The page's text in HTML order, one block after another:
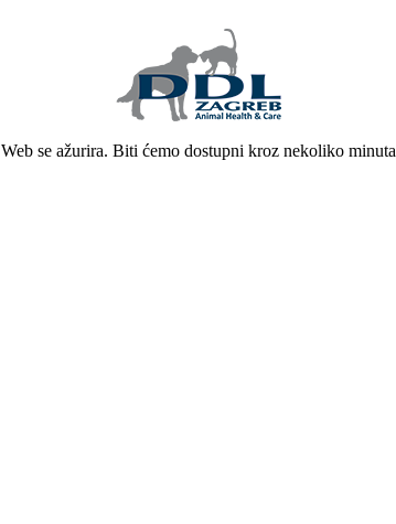
Web se ažurira. Biti ćemo dostupni kroz nekoliko minuta